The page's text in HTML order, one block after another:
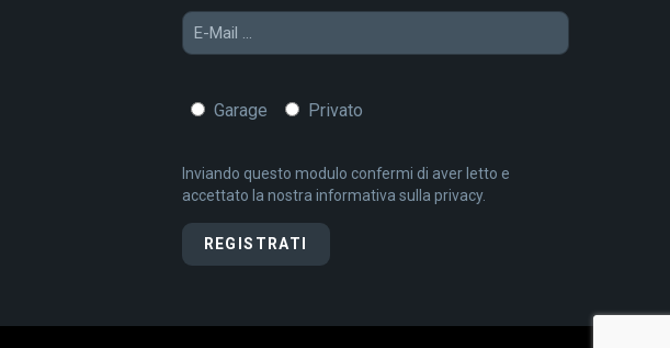
Garage Privato
Inviando questo modulo confermi di aver letto e
accettato la nostra informativa sulla privacy.